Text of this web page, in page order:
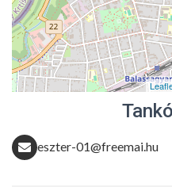
eszter-01@freemai.hu